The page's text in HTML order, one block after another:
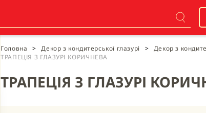
Головна > Декор з кондитерської глазурі > Декор з
ТРАПЕЦІЯ З ГЛАЗУРІ КОРИЧНЕВА
ТРАПЕЦІЯ З ГЛАЗУРІ